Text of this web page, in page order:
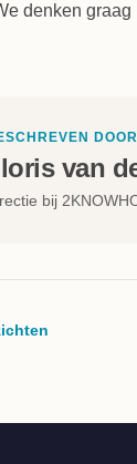
denken graag
DOOR
van
bij